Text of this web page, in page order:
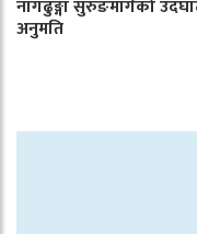
नागढुङ्गा सुरुङमार्गको
अनुमति